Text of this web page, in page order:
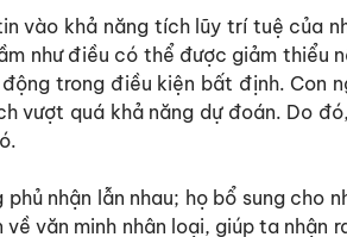
vào khả năng tích lũy trí tuệ của
như điều có thể được giảm thiểu
trong điều kiện bất định. Con
vượt quá khả năng dự đoán. Do
phủ nhận lẫn nhau; họ bổ sung
văn minh nhân loại, giúp ta nhận